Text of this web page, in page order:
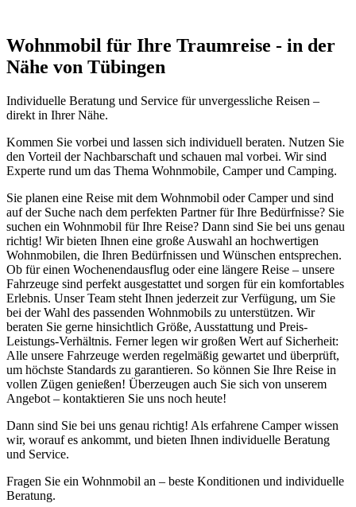
Wohnmobil für Ihre Traumreise - in der
Nähe von Tübingen
Individuelle Beratung und Service für unvergessliche Reisen –
direkt in Ihrer Nähe.
Kommen Sie vorbei und lassen sich individuell beraten. Nutzen Sie
den Vorteil der Nachbarschaft und schauen mal vorbei. Wir sind
Experte rund um das Thema Wohnmobile, Camper und Camping.
Sie planen eine Reise mit dem Wohnmobil oder Camper und sind
auf der Suche nach dem perfekten Partner für Ihre Bedürfnisse? Sie
suchen ein Wohnmobil für Ihre Reise? Dann sind Sie bei uns genau
richtig! Wir bieten Ihnen eine große Auswahl an hochwertigen
Wohnmobilen, die Ihren Bedürfnissen und Wünschen entsprechen.
Ob für einen Wochenendausflug oder eine längere Reise – unsere
Fahrzeuge sind perfekt ausgestattet und sorgen für ein komfortables
Erlebnis. Unser Team steht Ihnen jederzeit zur Verfügung, um Sie
bei der Wahl des passenden Wohnmobils zu unterstützen. Wir
beraten Sie gerne hinsichtlich Größe, Ausstattung und Preis-
Leistungs-Verhältnis. Ferner legen wir großen Wert auf Sicherheit:
Alle unsere Fahrzeuge werden regelmäßig gewartet und überprüft,
um höchste Standards zu garantieren. So können Sie Ihre Reise in
vollen Zügen genießen! Überzeugen auch Sie sich von unserem
Angebot – kontaktieren Sie uns noch heute!
Dann sind Sie bei uns genau richtig! Als erfahrene Camper wissen
wir, worauf es ankommt, und bieten Ihnen individuelle Beratung
und Service.
Fragen Sie ein Wohnmobil an – beste Konditionen und individuelle
Beratung.